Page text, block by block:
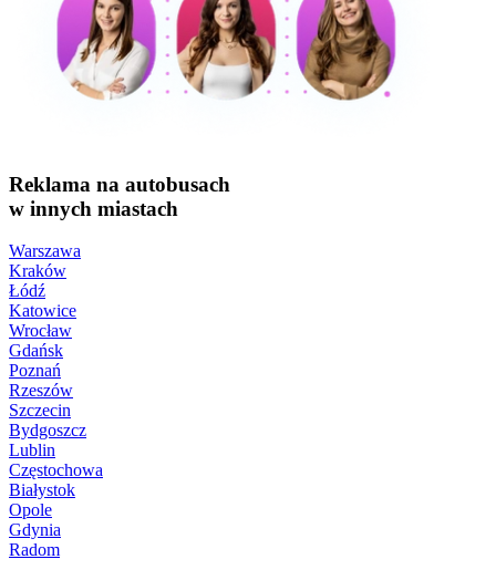
Reklama na autobusach
w innych miastach
Warszawa
Kraków
Łódź
Katowice
Wrocław
Gdańsk
Poznań
Rzeszów
Szczecin
Bydgoszcz
Lublin
Częstochowa
Białystok
Opole
Gdynia
Radom